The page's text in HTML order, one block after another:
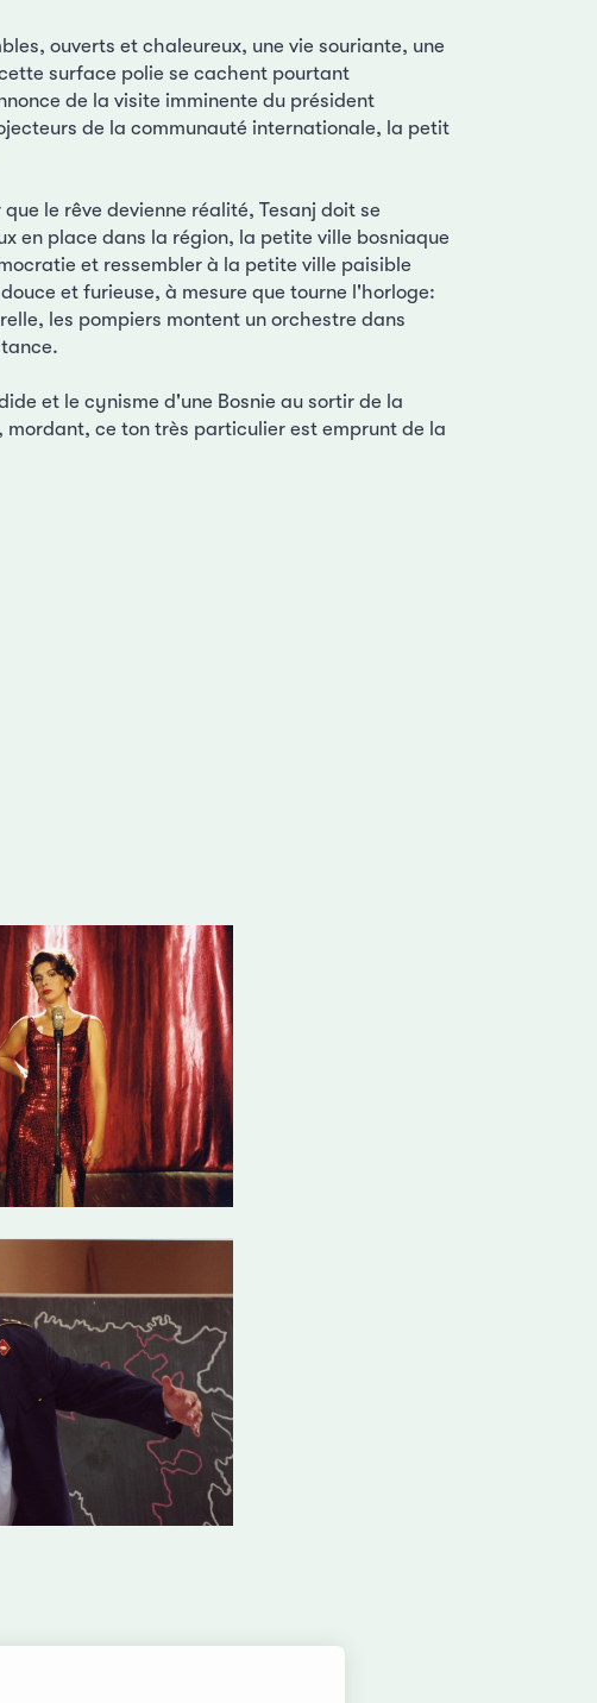
ouverts et chaleureux, une vie souriante, une
surface polie se cachent pourtant
de la visite imminente du président
de la communauté internationale, la petit
le rêve devienne réalité, Tesanj doit se
en place dans la région, la petite ville bosniaque
et ressembler à la petite ville paisible
et furieuse, à mesure que tourne l'horloge:
les pompiers montent un orchestre dans
et le cynisme d'une Bosnie au sortir de la
ce ton très particulier est emprunt de la